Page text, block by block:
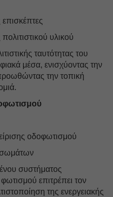
υλικού
ταυτότητας του
μέσα, ενισχύοντας την
την τοπική
οδοφωτισμού
σωμάτων
συστήματος
επιτρέπει τον
της ενεργειακής